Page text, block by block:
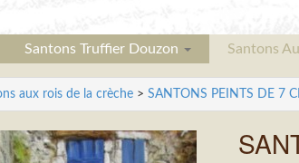
Santons Truffier Douzon Santons
aux rois de la crèche > SANTONS PEINTS DE 7